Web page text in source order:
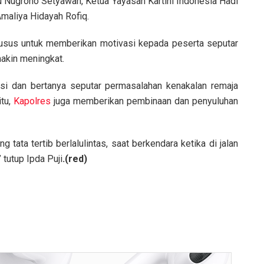
Hidayah Rofiq.
untuk memberikan motivasi kepada peserta seputar
meningkat.
dan bertanya seputar permasalahan kenakalan remaja
Kapolres juga memberikan pembinaan dan penyuluhan
tata tertib berlalulintas, saat berkendara ketika di jalan
tutup Ipda Puji.(red)